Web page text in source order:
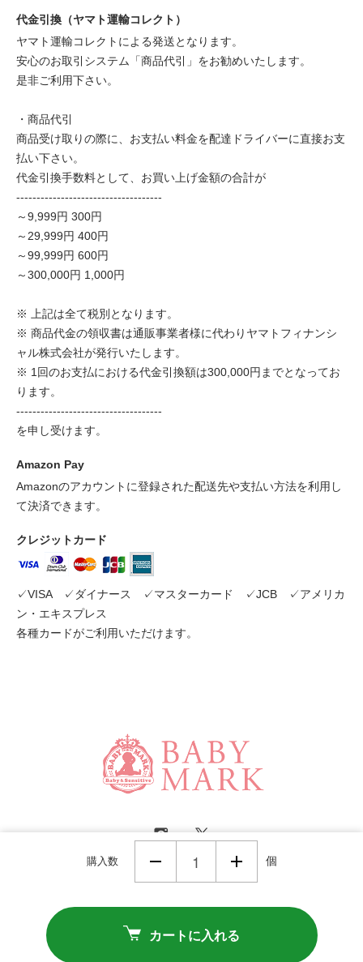
購入数 個
カートに入れる
代金引換（ヤマト運輸コレクト）
ヤマト運輸コレクトによる発送となります。
安心のお取引システム「商品代引」をお勧めいたします。
是非ご利用下さい。
・商品代引
商品受け取りの際に、お支払い料金を配達ドライバーに直接お支
払い下さい。
代金引換手数料として、お買い上げ金額の合計が
------------------------------------
～9,999円 300円
～29,999円 400円
～99,999円 600円
～300,000円 1,000円
※ 上記は全て税別となります。
※ 商品代金の領収書は通販事業者様に代わりヤマトフィナンシ
ャル株式会社が発行いたします。
※ 1回のお支払における代金引換額は300,000円までとなってお
ります。
------------------------------------
を申し受けます。
Amazon Pay
Amazonのアカウントに登録された配送先や支払い方法を利用し
て決済できます。
クレジットカード
✓VISA ✓ダイナース ✓マスターカード ✓JCB ✓アメリカ
ン・エキスプレス
各種カードがご利用いただけます。